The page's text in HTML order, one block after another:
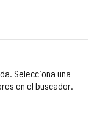
Selecciona una
en el buscador.